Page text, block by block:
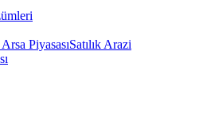
Arsa PiyasasıSatılık Arazi